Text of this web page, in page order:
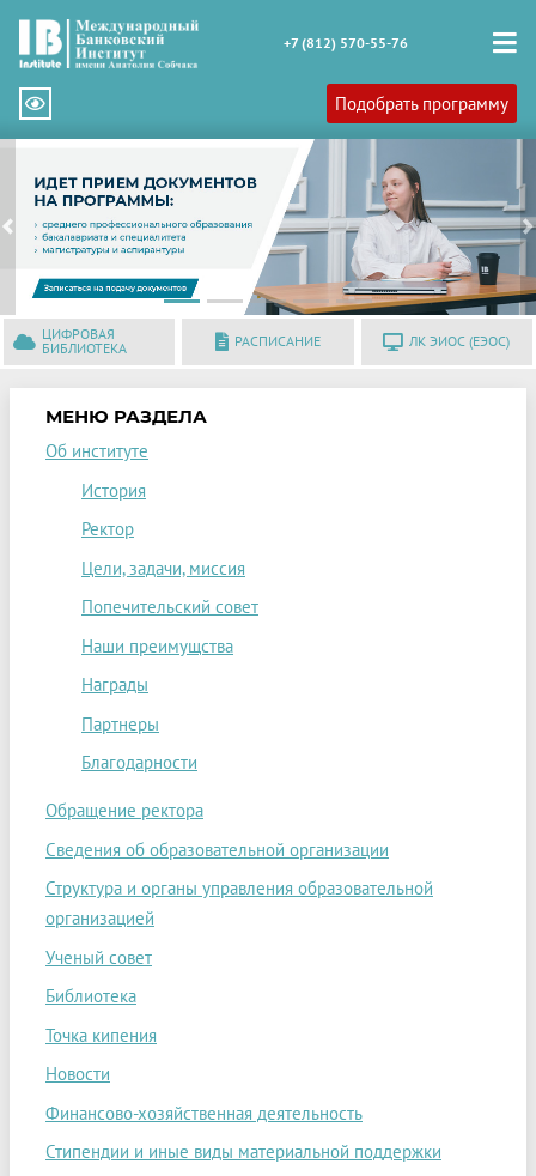
+7 (812) 570-55-76
Подобрать программу
Previous
ЦИФРОВАЯ
БИБЛИОТЕКА
РАСПИСАНИЕ ЛК ЭИОС (ЕЭОС)
МЕНЮ РАЗДЕЛА
Об институте
История
Ректор
Цели, задачи, миссия
Попечительский совет
Наши преимущства
Награды
Партнеры
Благодарности
Обращение ректора
Сведения об образовательной организации
Структура и органы управления образовательной
организацией
Ученый совет
Библиотека
Точка кипения
Новости
Финансово-хозяйственная деятельность
Стипендии и иные виды материальной поддержки